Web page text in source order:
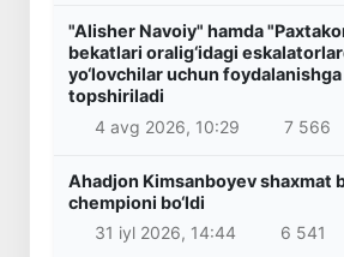
"Alisher Navoiy" hamda
bekatlari oralig‘idagi
yo‘lovchilar uchun
topshiriladi
4 avg 2026, 10:29
7 566
Ahadjon Kimsanboyev shaxmat
chempioni bo‘ldi
31 iyl 2026, 14:44
6 541